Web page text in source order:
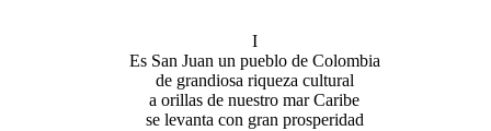
I
Es San Juan un pueblo de Colombia
de grandiosa riqueza cultural
a orillas de nuestro mar Caribe
se levanta con gran prosperidad